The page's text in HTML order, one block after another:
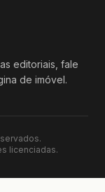
editoriais, fale
de imóvel.
licenciadas.